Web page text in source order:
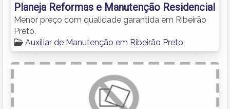
Planeja Reformas e Manutenção Residencial
Menor preço com qualidade garantida em Ribeirão
Preto.
Auxiliar de Manutenção em Ribeirão Preto